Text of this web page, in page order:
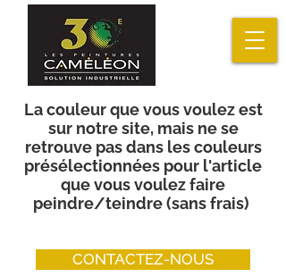
La couleur que vous voulez est
sur notre site, mais ne se
retrouve pas dans les couleurs
présélectionnées pour l'article
que vous voulez faire
peindre/teindre (sans frais)
CONTACTEZ-NOUS